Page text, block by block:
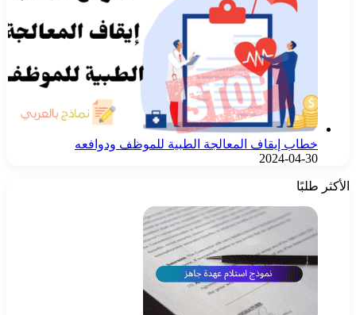
خطاب إيقاف المعالجة الطبية للموظف ودوافعه
2024-04-30
الأكثر طلبًا